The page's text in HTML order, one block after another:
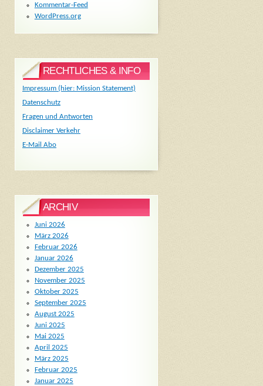
Kommentar-Feed
WordPress.org
RECHTLICHES & INFO
Impressum (hier: Mission Statement)
Datenschutz
Fragen und Antworten
Disclaimer Verkehr
E-Mail Abo
ARCHIV
Juni 2026
März 2026
Februar 2026
Januar 2026
Dezember 2025
November 2025
Oktober 2025
September 2025
August 2025
Juni 2025
Mai 2025
April 2025
März 2025
Februar 2025
Januar 2025